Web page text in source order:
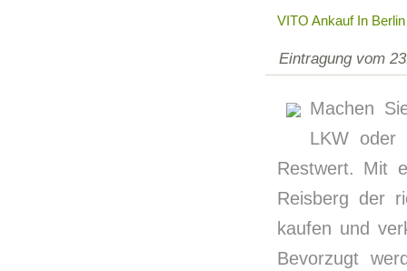
VITO Ankauf In Berlin
Eintragung vom
Machen
LKW oder
Restwert. Mit
Reisberg der
kaufen und
Bevorzugt